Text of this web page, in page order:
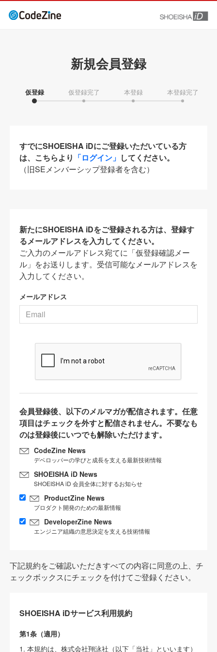
新規会員登録
仮登録 仮登録完了 本登録 本登録完了
すでにSHOEISHA iDにご登録いただいている方
は、こちらより 「ログイン」 してください。
（旧SEメンバーシップ登録者を含む）
新たにSHOEISHA iDをご登録される方は、登録す
るメールアドレスを入力してください。
ご入力のメールアドレス宛てに「仮登録確認メー
ル」をお送りします。受信可能なメールアドレスを
入力してください。
メールアドレス
会員登録後、以下のメルマガが配信されます。任意
項目はチェックを外すと配信されません。不要なも
のは登録後にいつでも解除いただけます。
CodeZine News
デベロッパーの学びと成長を支える最新技術情報
SHOEISHA iD News
SHOEISHA iD 会員全体に対するお知らせ
ProductZine News
プロダクト開発のための最新情報
DeveloperZine News
エンジニア組織の意思決定を支える技術情報
下記規約をご確認いただきすべての内容に同意の上、チ
ェックボックスにチェックを付けてご登録ください。
SHOEISHA iDサービス利用規約
第1条（適用）
1. 本規約は、株式会社翔泳社（以下「当社」といいます）